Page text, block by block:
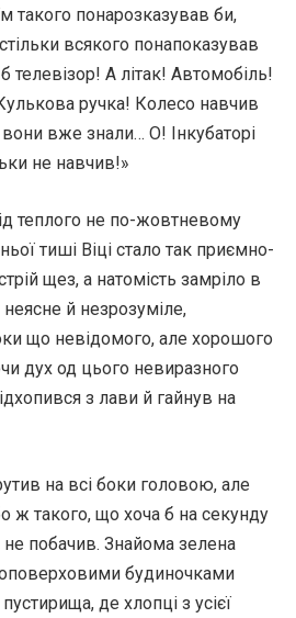
такого понарозказував би,
всякого понапоказував
телевізор! А літак! Автомобіль!
ручка! Колесо навчив
вже знали… О! Інкубаторі
не навчив!»
теплого не по-жовтневому
тиші Віці стало так приємно-
щез, а натомість замріло в
й незрозуміле,
що невідомого, але хорошого
дух од цього невиразного
з лави й гайнув на
на всі боки головою, але
ж такого, що хоча б на секунду
не побачив. Знайома зелена
будиночками
де хлопці з усієї